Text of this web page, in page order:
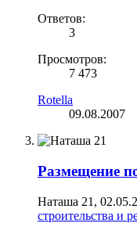
Ответов:
3
Просмотров:
7 473
Rotella
09.08.2007
Размещение
Наташа 21 ,
строительства и